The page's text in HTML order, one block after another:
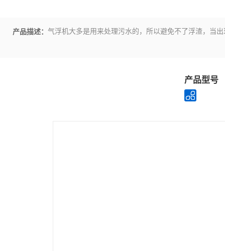
产品描述： 气浮机大多是用来处理污水的，所以避免不了浮渣，当
产品型号